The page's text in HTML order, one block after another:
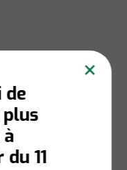
×
de
11